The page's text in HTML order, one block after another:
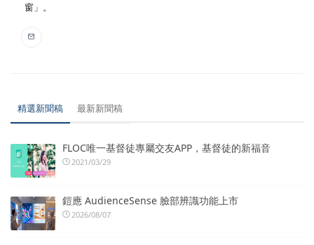
窗」。
精選新聞稿 最新新聞稿
FLOC唯一基督徒專屬交友APP，基督徒的新福音
2021/03/29
鎧應 AudienceSense 臉部辨識功能上市
2026/08/07